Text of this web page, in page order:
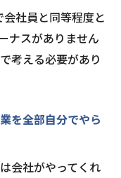
社員と同等程度と
ナスがありません
考える必要があり
を全部自分でやら
会社がやってくれ